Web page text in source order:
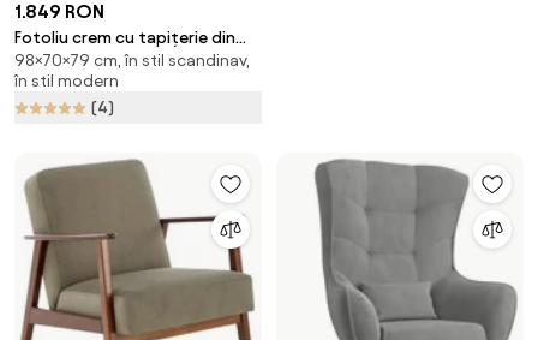
1.849 RON
Fotoliu crem cu tapițerie din
blană artificială Glasgow –
Bonami Essentials
98×70×79 cm, în stil scandinav,
în stil modern
(4)